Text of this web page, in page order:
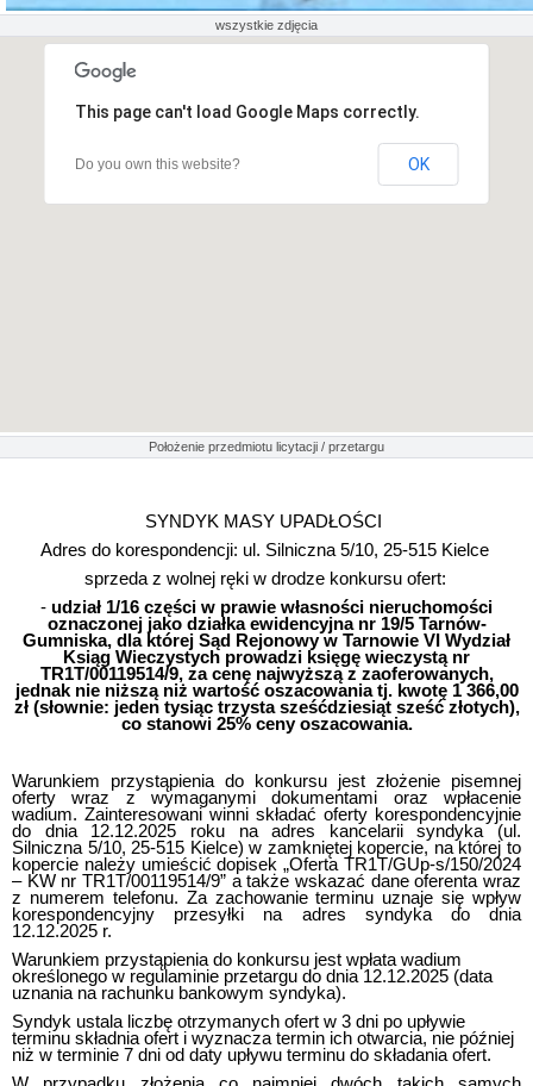
wszystkie zdjęcia
This page can't load Google Maps correctly.
Do you own this website? OK
Położenie przedmiotu licytacji / przetargu
SYNDYK MASY UPADŁOŚCI
Adres do korespondencji: ul. Silniczna 5/10, 25-515 Kielce
sprzeda z wolnej ręki w drodze konkursu ofert:
- udział 1/16 części w prawie własności nieruchomości
oznaczonej jako działka ewidencyjna nr 19/5 Tarnów-
Gumniska, dla której Sąd Rejonowy w Tarnowie VI Wydział
Ksiąg Wieczystych prowadzi księgę wieczystą nr
TR1T/00119514/9, za cenę najwyższą z zaoferowanych,
jednak nie niższą niż wartość oszacowania tj. kwotę 1 366,00
zł (słownie: jeden tysiąc trzysta sześćdziesiąt sześć złotych),
co stanowi 25% ceny oszacowania.
Warunkiem przystąpienia do konkursu jest złożenie pisemnej
oferty wraz z wymaganymi dokumentami oraz wpłacenie
wadium. Zainteresowani winni składać oferty korespondencyjnie
do dnia 12.12.2025 roku na adres kancelarii syndyka (ul.
Silniczna 5/10, 25-515 Kielce) w zamkniętej kopercie, na której to
kopercie należy umieścić dopisek „Oferta TR1T/GUp-s/150/2024
– KW nr TR1T/00119514/9” a także wskazać dane oferenta wraz
z numerem telefonu. Za zachowanie terminu uznaje się wpływ
korespondencyjny przesyłki na adres syndyka do dnia
12.12.2025 r.
Warunkiem przystąpienia do konkursu jest wpłata wadium
określonego w regulaminie przetargu do dnia 12.12.2025 (data
uznania na rachunku bankowym syndyka).
Syndyk ustala liczbę otrzymanych ofert w 3 dni po upływie
terminu składnia ofert i wyznacza termin ich otwarcia, nie później
niż w terminie 7 dni od daty upływu terminu do składania ofert.